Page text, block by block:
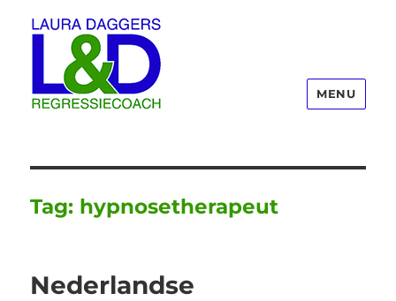
MENU
Tag: hypnosetherapeut
Nederlandse